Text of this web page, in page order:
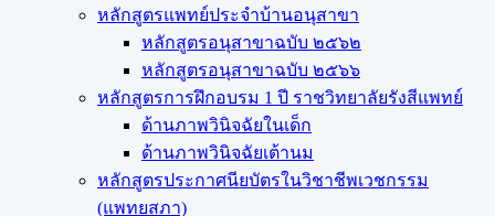
หลักสูตรแพทย์ประจำบ้านอนุสาขา
หลักสูตรอนุสาขาฉบับ ๒๕๖๒
หลักสูตรอนุสาขาฉบับ ๒๕๖๖
หลักสูตรการฝึกอบรม 1 ปี ราชวิทยาลัยรังสีแพทย์
ด้านภาพวินิจฉัยในเด็ก
ด้านภาพวินิจฉัยเต้านม
หลักสูตรประกาศนียบัตรในวิชาชีพเวชกรรม
(แพทยสภา)